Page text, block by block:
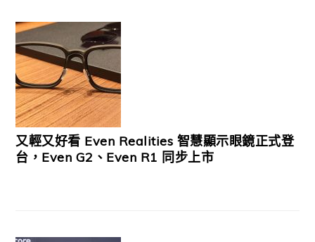
又輕又好看 Even Realities 智慧顯示眼鏡正式登
台，Even G2、Even R1 同步上市